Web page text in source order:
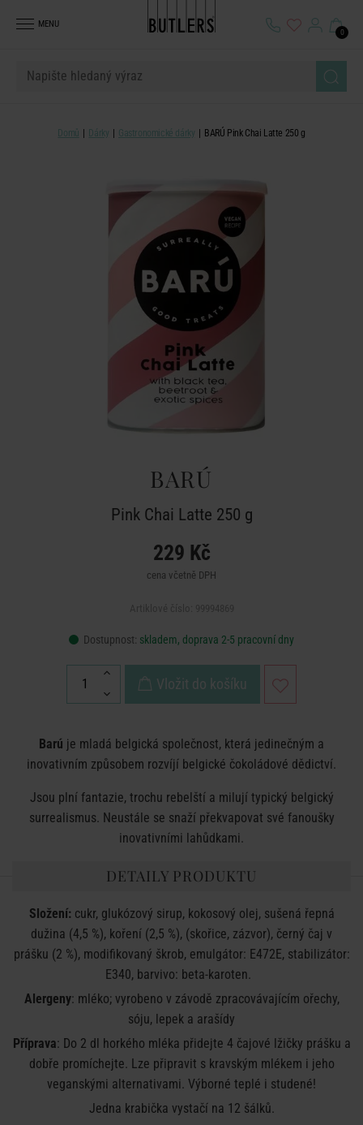
MENU
0
Domů Dárky Gastronomické dárky BARÚ Pink Chai Latte 250 g
BARÚ
Pink Chai Latte 250 g
229 Kč
cena včetně DPH
Dostupnost: skladem, doprava 2-5 pracovní dny
Vložit do košíku
Barú je mladá belgická společnost, která jedinečným a
inovativním způsobem rozvíjí belgické čokoládové dědictví.
Jsou plní fantazie, trochu rebelští a milují typický belgický
surrealismus. Neustále se snaží překvapovat své fanoušky
inovativními lahůdkami.
DETAILY PRODUKTU
Složení:cukr, glukózový sirup, kokosový olej, sušená řepná
dužina (4,5 %), koření (2,5 %), (skořice, zázvor), černý čaj v
prášku (2 %), modifikovaný škrob, emulgátor: E472E, stabilizátor:
E340, barvivo: beta-karoten.
Alergeny: mléko; vyrobeno v závodě zpracovávajícím ořechy,
sóju, lepek a arašídy
Příprava: Do 2 dl horkého mléka přidejte 4 čajové lžičky prášku a
dobře promíchejte. Lze připravit s kravským mlékem i jeho
veganskými alternativami. Výborné teplé i studené!
Jedna krabička vystačí na 12 šálků.